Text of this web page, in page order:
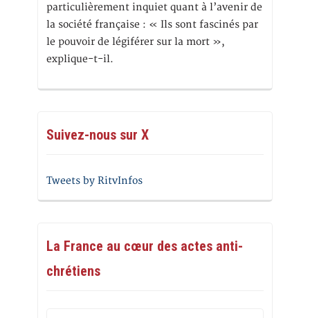
particulièrement inquiet quant à l’avenir de
la société française : « Ils sont fascinés par
le pouvoir de légiférer sur la mort »,
explique-t-il.
Suivez-nous sur X
Tweets by RitvInfos
La France au cœur des actes anti-
chrétiens